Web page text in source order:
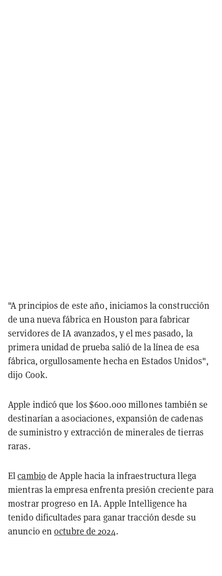
"A principios de este año, iniciamos la construcción
de una nueva fábrica en Houston para fabricar
servidores de IA avanzados, y el mes pasado, la
primera unidad de prueba salió de la línea de esa
fábrica, orgullosamente hecha en Estados Unidos",
dijo Cook.
Apple indicó que los $600.000 millones también se
destinarían a asociaciones, expansión de cadenas
de suministro y extracción de minerales de tierras
raras.
Elcambio de Apple hacia la infraestructura llega
mientras la empresa enfrenta presión creciente para
mostrar progreso en IA. Apple Intelligence ha
tenido dificultades para ganar tracción desde su
anuncio enoctubre de 2024.